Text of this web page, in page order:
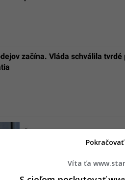
začína. Vláda schválila
Víta ťa